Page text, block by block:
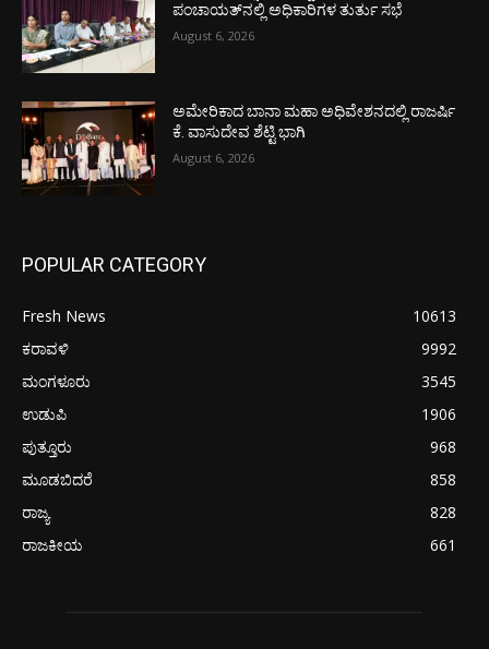
ಪಂಚಾಯತ್‌ನಲ್ಲಿ ಅಧಿಕಾರಿಗಳ ತುರ್ತು ಸಭೆ
August 6, 2026
ಅಮೇರಿಕಾದ ಬಾನಾ ಮಹಾ ಅಧಿವೇಶನದಲ್ಲಿ ರಾಜರ್ಷಿ
ಕೆ. ವಾಸುದೇವ ಶೆಟ್ಟಿ ಭಾಗಿ
August 6, 2026
POPULAR CATEGORY
Fresh News
10613
ಕರಾವಳಿ
9992
ಮಂಗಳೂರು
3545
ಉಡುಪಿ
1906
ಪುತ್ತೂರು
968
ಮೂಡಬಿದರೆ
858
ರಾಜ್ಯ
828
ರಾಜಕೀಯ
661